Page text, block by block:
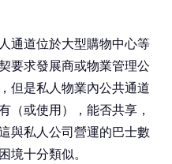
通道位於大型購物中心等
要求發展商或物業管理公
但是私人物業內公共通道
（或使用），能否共享，
與私人公司營運的巴士數
境十分類似。